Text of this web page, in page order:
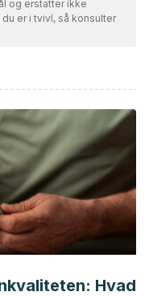
som pålidelig og af
I. G., Rovira, D. P., &
y su relación
Sociedad
(2), 115-129.
(2006). Los sesgos
og erstatter ikke
er i tvivl, så konsulter
Hvad